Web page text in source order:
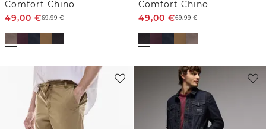
Comfort Chino
49,00 €69,99€
Comfort Chino
49,00 €69,99€